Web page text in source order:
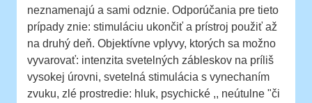
neznamenajú a sami odznie. Odporúčania pre tieto
prípady znie: stimuláciu ukončiť a prístroj použiť až
na druhý deň. Objektívne vplyvy, ktorých sa možno
vyvarovať: intenzita svetelných zábleskov na príliš
vysokej úrovni, svetelná stimulácia s vynechaním
zvuku, zlé prostredie: hluk, psychické ,, neútulne "či